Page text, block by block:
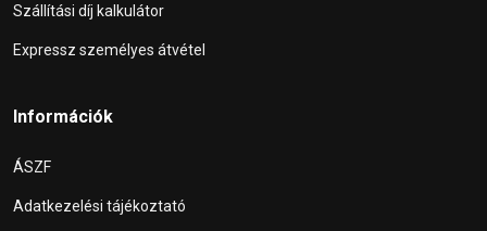
Szállítási díj kalkulátor
Expressz személyes átvétel
Információk
ÁSZF
Adatkezelési tájékoztató